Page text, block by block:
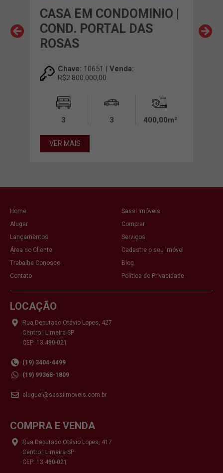
CASA EM CONDOMINIO |
COND. PORTAL DAS
ROSAS
Chave: 10651 | Venda:
R$2.800.000,00
3 3 400,00m²
VER MAIS
Home
Sassi Imóveis
Alugar
Comprar
Lançamentos
Serviços
Área do Cliente
Cadastre o seu Imóvel
Trabalhe Conosco
Blog
Contato
Política de Privacidade
LOCAÇÃO
Rua Deputado Otávio Lopes, 427
Centro | Limeira SP
CEP: 13.480-021
(19) 3404-4499
(19) 99368-1809
aluguel@sassiimoveis.com.br
COMPRA E VENDA
Rua Deputado Otávio Lopes, 417
Centro | Limeira SP
CEP: 13.480-021